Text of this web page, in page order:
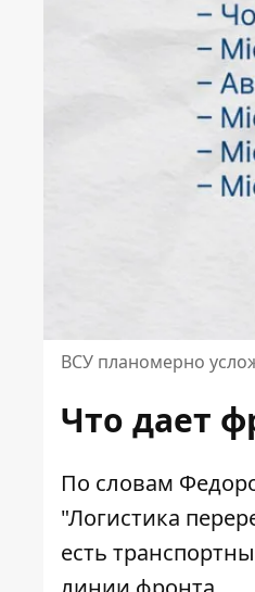
ВСУ планомерно
Что дает
По словам
"Логистика
есть